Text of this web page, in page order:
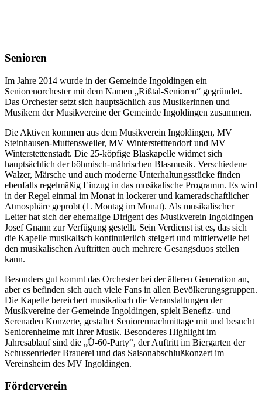
Senioren
Im Jahre 2014 wurde in der Gemeinde Ingoldingen ein
Seniorenorchester mit dem Namen „Rißtal-Senioren“ gegründet.
Das Orchester setzt sich hauptsächlich aus Musikerinnen und
Musikern der Musikvereine der Gemeinde Ingoldingen zusammen.
Die Aktiven kommen aus dem Musikverein Ingoldingen, MV
Steinhausen-Muttensweiler, MV Winterstetttendorf und MV
Winterstettenstadt. Die 25-köpfige Blaskapelle widmet sich
hauptsächlich der böhmisch-mährischen Blasmusik. Verschiedene
Walzer, Märsche und auch moderne Unterhaltungsstücke finden
ebenfalls regelmäßig Einzug in das musikalische Programm. Es wird
in der Regel einmal im Monat in lockerer und kameradschaftlicher
Atmosphäre geprobt (1. Montag im Monat). Als musikalischer
Leiter hat sich der ehemalige Dirigent des Musikverein Ingoldingen
Josef Gnann zur Verfügung gestellt. Sein Verdienst ist es, das sich
die Kapelle musikalisch kontinuierlich steigert und mittlerweile bei
den musikalischen Auftritten auch mehrere Gesangsduos stellen
kann.
Besonders gut kommt das Orchester bei der älteren Generation an,
aber es befinden sich auch viele Fans in allen Bevölkerungsgruppen.
Die Kapelle bereichert musikalisch die Veranstaltungen der
Musikvereine der Gemeinde Ingoldingen, spielt Benefiz- und
Serenaden Konzerte, gestaltet Seniorennachmittage mit und besucht
Seniorenheime mit Ihrer Musik. Besonderes Highlight im
Jahresablauf sind die „Ü-60-Party“, der Auftritt im Biergarten der
Schussenrieder Brauerei und das Saisonabschlußkonzert im
Vereinsheim des MV Ingoldingen.
Förderverein